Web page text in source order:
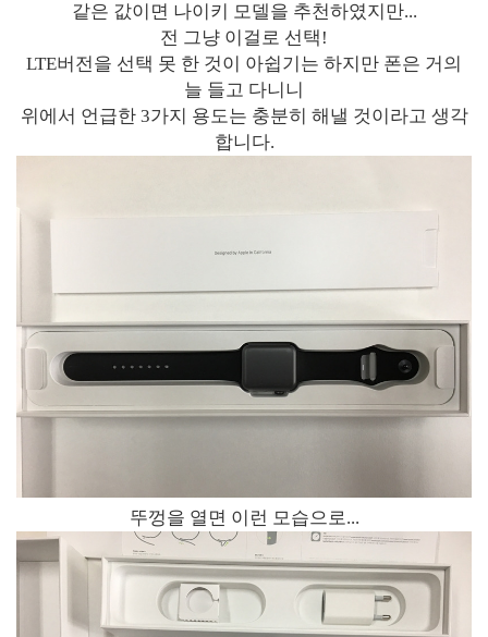
같은 값이면 나이키 모델을 추천하였지만...
전 그냥 이걸로 선택!
LTE버전을 선택 못 한 것이 아쉽기는 하지만 폰은 거의
늘 들고 다니니
위에서 언급한 3가지 용도는 충분히 해낼 것이라고 생각
합니다.
뚜껑을 열면 이런 모습으로...